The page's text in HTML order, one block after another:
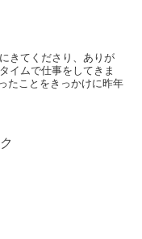
きてくださり、ありが
イムで仕事をしてきま
たことをきっかけに昨年